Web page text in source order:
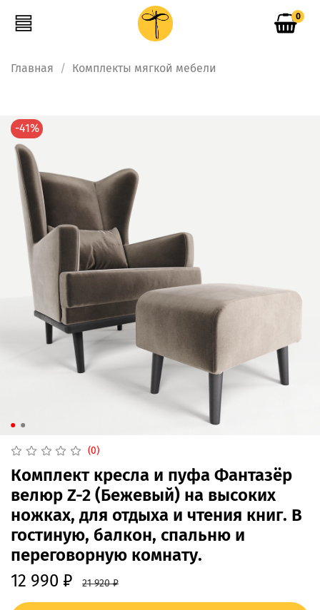
0
Главная Комплекты мягкой мебели
-41%
(0)
Комплект кресла и пуфа Фантазёр
велюр Z-2 (Бежевый) на высоких
ножках, для отдыха и чтения книг. В
гостиную, балкон, спальню и
переговорную комнату.
12 990 ₽
21 920 ₽